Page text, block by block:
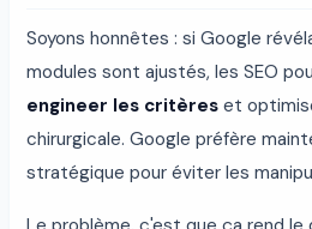
Soyons honnêtes : si Google
modules sont ajustés, les SEO
engineer les critères et
chirurgicale. Google préfère
stratégique pour éviter les